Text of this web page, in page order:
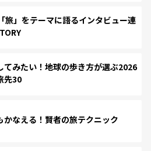
旅」をテーマに語るインタビュー連
てみたい！地球の歩き方が選ぶ2026
先30
かなえる！賢者の旅テクニック